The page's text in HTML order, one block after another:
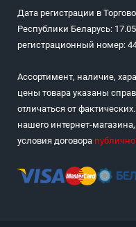
Дата регистрации в
Республики Беларусь:
регистрационный номер:
Ассортимент, наличие,
цены товара указаны
отличаться от
нашего интернет-
условия договора